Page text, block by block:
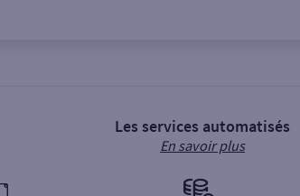
Les services automatisés
En savoir plus